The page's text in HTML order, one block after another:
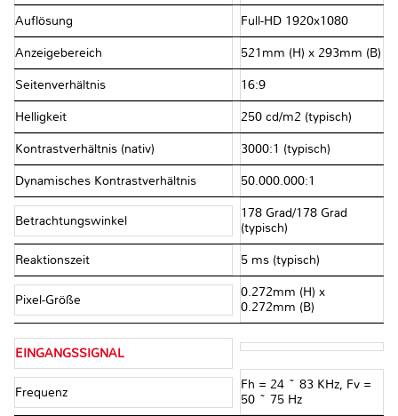
Auflösung Full-HD 1920x1080
Anzeigebereich 521mm (H) x 293mm (B)
Seitenverhältnis 16:9
Helligkeit 250 cd/m2 (typisch)
Kontrastverhältnis (nativ) 3000:1 (typisch)
Dynamisches Kontrastverhältnis 50.000.000:1
Betrachtungswinkel
178 Grad/178 Grad
(typisch)
Reaktionszeit 5 ms (typisch)
Pixel-Größe
0.272mm (H) x
0.272mm (B)
EINGANGSSIGNAL
Frequenz
Fh = 24 ~ 83 KHz, Fv =
50 ~ 75 Hz